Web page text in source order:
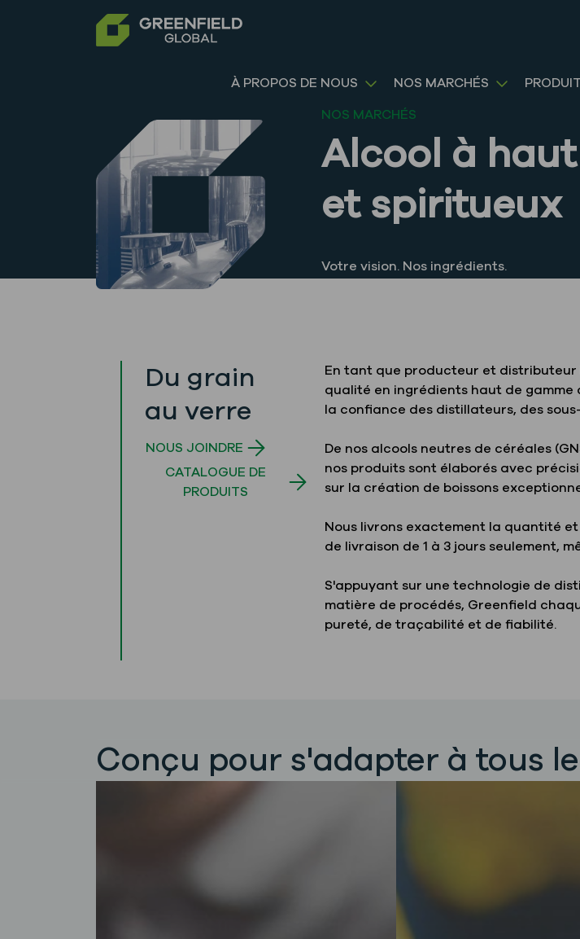
À PROPOS DE NOUS NOS MARCHÉS
NOS MARCHÉS
Alcool à
et spiritueux
Votre vision. Nos ingrédients.
Du grain
au verre
NOUS JOINDRE
CATALOGUE DE
PRODUITS
En tant que producteur et
qualité en ingrédients haut de
la confiance des distillateurs, des
De nos alcools neutres de céréales
nos produits sont élaborés avec
sur la création de boissons
Nous livrons exactement la quantité
de livraison de 1 à 3 jours seulement,
S'appuyant sur une technologie de
matière de procédés, Greenfield
pureté, de traçabilité et de fiabilité.
Conçu pour s'adapter à tous